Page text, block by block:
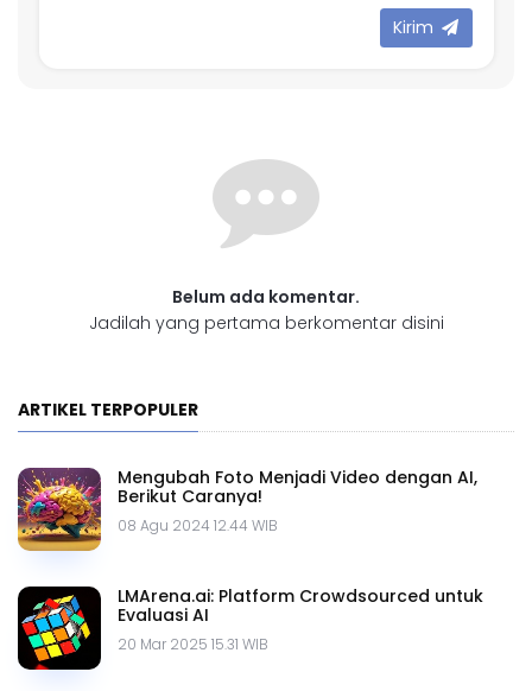
Kirim
Belum ada komentar.
Jadilah yang pertama berkomentar disini
ARTIKEL TERPOPULER
Mengubah Foto Menjadi Video dengan AI,
Berikut Caranya!
08 Agu 2024 12.44 WIB
LMArena.ai: Platform Crowdsourced untuk
Evaluasi AI
20 Mar 2025 15.31 WIB